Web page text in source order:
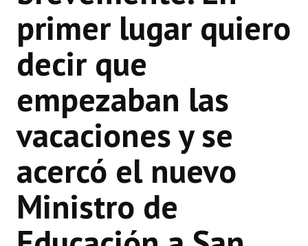
primer lugar quiero
decir que
empezaban las
vacaciones y se
acercó el nuevo
Ministro de